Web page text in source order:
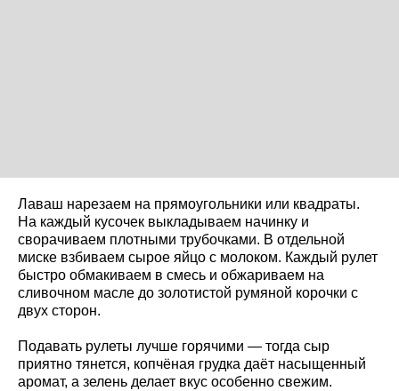
Лаваш нарезаем на прямоугольники или квадраты.
На каждый кусочек выкладываем начинку и
сворачиваем плотными трубочками. В отдельной
миске взбиваем сырое яйцо с молоком. Каждый рулет
быстро обмакиваем в смесь и обжариваем на
сливочном масле до золотистой румяной корочки с
двух сторон.
Подавать рулеты лучше горячими — тогда сыр
приятно тянется, копчёная грудка даёт насыщенный
аромат, а зелень делает вкус особенно свежим.